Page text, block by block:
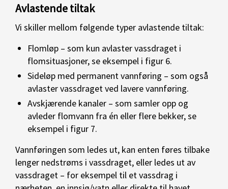
Avlastende tiltak
Vi skiller mellom følgende typer avlastende tiltak:
Flomløp – som kun avlaster vassdraget i
flomsituasjoner, se eksempel i figur 6.
Sideløp med permanent vannføring – som også
avlaster vassdraget ved lavere vannføring.
Avskjærende kanaler – som samler opp og
avleder flomvann fra én eller flere bekker, se
eksempel i figur 7.
Vannføringen som ledes ut, kan enten føres tilbake
lenger nedstrøms i vassdraget, eller ledes ut av
vassdraget – for eksempel til et vassdrag i